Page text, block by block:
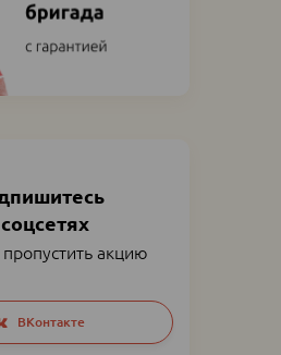
акцию
ВКонтакте